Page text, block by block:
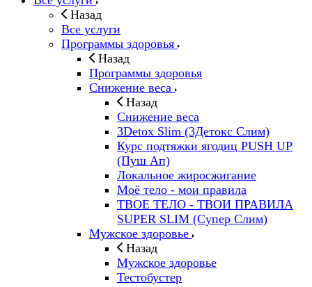
Назад
Все услуги
Программы здоровья
Назад
Программы здоровья
Снижение веса
Назад
Снижение веса
3Detox Slim (3Детокс Слим)
Курс подтяжки ягодиц PUSH UP
(Пуш Ап)
Локальное жиросжигание
Моё тело - мои правила
ТВОЕ ТЕЛО - ТВОИ ПРАВИЛА
SUPER SLIM (Супер Слим)
Мужское здоровье
Назад
Мужское здоровье
Тестобустер